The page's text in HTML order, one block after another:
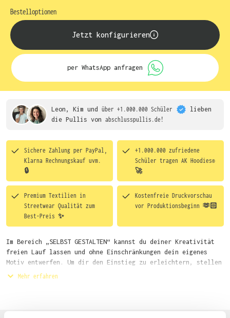
Bestelloptionen
Jetzt konfigurieren
per WhatsApp anfragen
Leon, Kim und über +1.000.000 Schüler
lieben
die Pullis von abschlusspullis.de!
Sichere Zahlung per PayPal,
Klarna Rechnungskauf uvm.
🔒
+1.000.000 zufriedene
Schüler tragen AK Hoodies®
🚀
Premium Textilien in
Streetwear Qualität zum
Best-Preis ✨
Kostenfreie Druckvorschau
vor Produktionsbeginn 🫶🏻
Im Bereich „SELBST GESTALTEN“ kannst du deiner Kreativität
freien Lauf lassen und ohne Einschränkungen dein eigenes
Motiv entwerfen. Um dir den Einstieg zu erleichtern, stellen
wir eine von unseren Designern vorgefertigte Vorlage bereit.
WhatsApp bei uns bestellen.
Mehr erfahren